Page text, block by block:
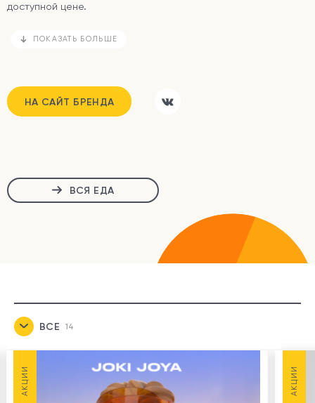
доступной цене.
ПОКАЗАТЬ БОЛЬШЕ
НА САЙТ БРЕНДА
ВСЯ ЕДА
ВСЕ 14
АКЦИИ АКЦИИ